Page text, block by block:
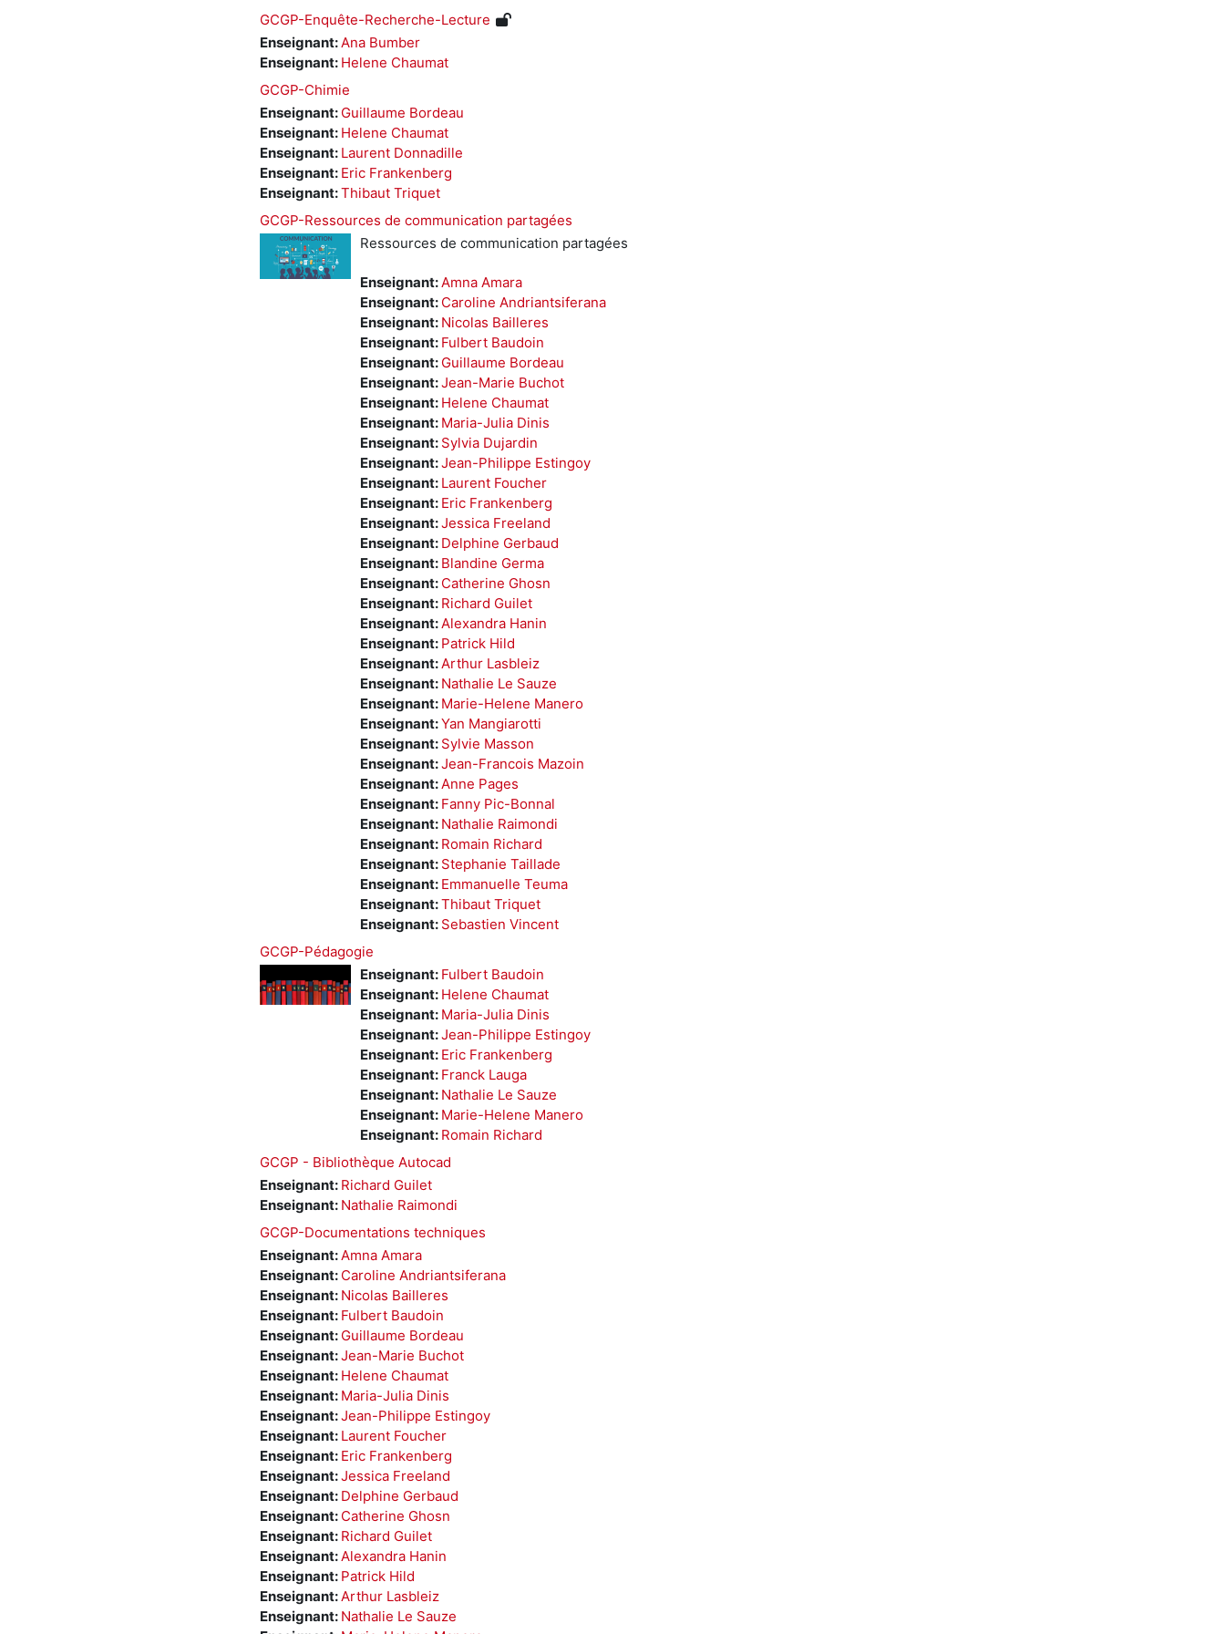
GCGP-Enquête-Recherche-Lecture
Enseignant:Ana Bumber
Enseignant: Helene Chaumat
GCGP-Chimie
Enseignant: Guillaume Bordeau
Enseignant: Helene Chaumat
Enseignant: Laurent Donnadille
Enseignant: Eric Frankenberg
Enseignant:Thibaut Triquet
GCGP-Ressources de communication partagées
Ressources de communication partagées
Enseignant:Amna Amara
Enseignant: Caroline Andriantsiferana
Enseignant: Nicolas Bailleres
Enseignant: Fulbert Baudoin
Enseignant: Guillaume Bordeau
Enseignant:Jean-Marie Buchot
Enseignant: Helene Chaumat
Enseignant: Maria-Julia Dinis
Enseignant: Sylvia Dujardin
Enseignant:Jean-Philippe Estingoy
Enseignant: Laurent Foucher
Enseignant: Eric Frankenberg
Enseignant:Jessica Freeland
Enseignant: Delphine Gerbaud
Enseignant: Blandine Germa
Enseignant: Catherine Ghosn
Enseignant: Richard Guilet
Enseignant:Alexandra Hanin
Enseignant: Patrick Hild
Enseignant:Arthur Lasbleiz
Enseignant: Nathalie Le Sauze
Enseignant: Marie-Helene Manero
Enseignant:Yan Mangiarotti
Enseignant: Sylvie Masson
Enseignant:Jean-Francois Mazoin
Enseignant:Anne Pages
Enseignant: Fanny Pic-Bonnal
Enseignant: Nathalie Raimondi
Enseignant: Romain Richard
Enseignant: Stephanie Taillade
Enseignant: Emmanuelle Teuma
Enseignant:Thibaut Triquet
Enseignant: Sebastien Vincent
GCGP-Pédagogie
Enseignant: Fulbert Baudoin
Enseignant: Helene Chaumat
Enseignant: Maria-Julia Dinis
Enseignant:Jean-Philippe Estingoy
Enseignant: Eric Frankenberg
Enseignant: Franck Lauga
Enseignant: Nathalie Le Sauze
Enseignant: Marie-Helene Manero
Enseignant: Romain Richard
GCGP - Bibliothèque Autocad
Enseignant: Richard Guilet
Enseignant: Nathalie Raimondi
GCGP-Documentations techniques
Enseignant:Amna Amara
Enseignant: Caroline Andriantsiferana
Enseignant: Nicolas Bailleres
Enseignant: Fulbert Baudoin
Enseignant: Guillaume Bordeau
Enseignant:Jean-Marie Buchot
Enseignant: Helene Chaumat
Enseignant: Maria-Julia Dinis
Enseignant:Jean-Philippe Estingoy
Enseignant: Laurent Foucher
Enseignant: Eric Frankenberg
Enseignant:Jessica Freeland
Enseignant: Delphine Gerbaud
Enseignant: Catherine Ghosn
Enseignant: Richard Guilet
Enseignant:Alexandra Hanin
Enseignant: Patrick Hild
Enseignant:Arthur Lasbleiz
Enseignant: Nathalie Le Sauze